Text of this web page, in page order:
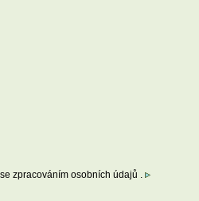
zpracováním osobních údajů .